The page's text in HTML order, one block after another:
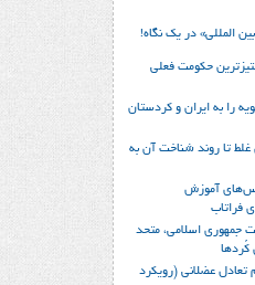
المللی» در یک نگاه!
حکومت فعلی
را به ایران و کردستان
غلط تا روند شناخت آن به
آموزش
فراتاب
جمهوری اسلامی، متحد
کُردها
تعادل عضلانی (رویکرد